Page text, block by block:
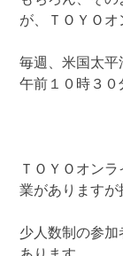
が、ＴＯＹＯオ
毎週、米国太
午前１０時３０
ＴＯＹＯオン
業がありますが
少人数制の参